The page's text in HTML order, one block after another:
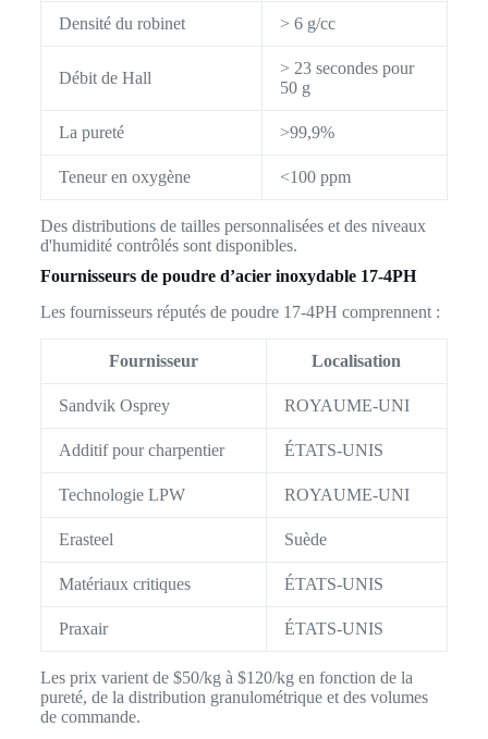
Densité du robinet > 6 g/cc
Débit de Hall
> 23 secondes pour
50 g
La pureté >99,9%
Teneur en oxygène <100 ppm
Des distributions de tailles personnalisées et des niveaux
d'humidité contrôlés sont disponibles.
Fournisseurs de poudre d’acier inoxydable 17-4PH
Les fournisseurs réputés de poudre 17-4PH comprennent :
Fournisseur Localisation
Sandvik Osprey ROYAUME-UNI
Additif pour charpentier ÉTATS-UNIS
Technologie LPW ROYAUME-UNI
Erasteel Suède
Matériaux critiques ÉTATS-UNIS
Praxair ÉTATS-UNIS
Les prix varient de $50/kg à $120/kg en fonction de la
pureté, de la distribution granulométrique et des volumes
de commande.